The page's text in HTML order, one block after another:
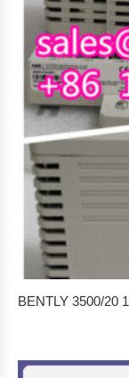
BENTLY 3500/20